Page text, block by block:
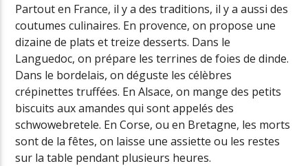
Partout en France, il y a des traditions, il y a aussi des
coutumes culinaires. En provence, on propose une
dizaine de plats et treize desserts. Dans le
Languedoc, on prépare les terrines de foies de dinde.
Dans le bordelais, on déguste les célèbres
crépinettes truffées. En Alsace, on mange des petits
biscuits aux amandes qui sont appelés des
schwowebretele. En Corse, ou en Bretagne, les morts
sont de la fêtes, on laisse une assiette ou les restes
sur la table pendant plusieurs heures.